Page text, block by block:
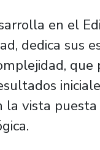
en el
dedica sus
la vista